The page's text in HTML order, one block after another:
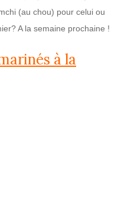
(au chou) pour celui ou
A la semaine prochaine !
à la